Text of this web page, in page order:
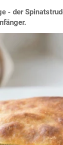
- der